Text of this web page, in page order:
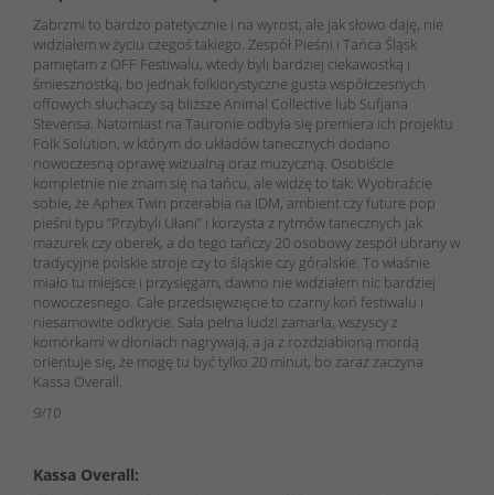
Zabrzmi to bardzo patetycznie i na wyrost, ale jak słowo daję, nie
widziałem w życiu czegoś takiego. Zespół Pieśni i Tańca Śląsk
pamiętam z OFF Festiwalu, wtedy byli bardziej ciekawostką i
śmiesznostką, bo jednak folklorystyczne gusta współczesnych
offowych słuchaczy są bliższe Animal Collective lub Sufjana
Stevensa. Natomiast na Tauronie odbyła się premiera ich projektu
Folk Solution, w którym do układów tanecznych dodano
nowoczesną oprawę wizualną oraz muzyczną. Osobiście
kompletnie nie znam się na tańcu, ale widzę to tak: Wyobraźcie
sobie, że Aphex Twin przerabia na IDM, ambient czy future pop
pieśni typu ”Przybyli Ułani” i korzysta z rytmów tanecznych jak
mazurek czy oberek, a do tego tańczy 20 osobowy zespół ubrany w
tradycyjne polskie stroje czy to śląskie czy góralskie. To właśnie
miało tu miejsce i przysięgam, dawno nie widziałem nic bardziej
nowoczesnego. Całe przedsięwzięcie to czarny koń festiwalu i
niesamowite odkrycie. Sala pełna ludzi zamarła, wszyscy z
komórkami w dłoniach nagrywają, a ja z rozdziabioną mordą
orientuje się, że mogę tu być tylko 20 minut, bo zaraz zaczyna
Kassa Overall.
9/10
Kassa Overall: